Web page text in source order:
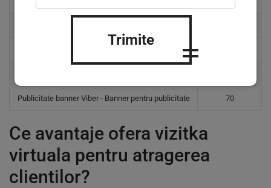
Publicitate banner Viber - Banner pentru publicitate 70
Ce avantaje ofera vizitka
virtuala pentru atragerea
clientilor?
Trimite